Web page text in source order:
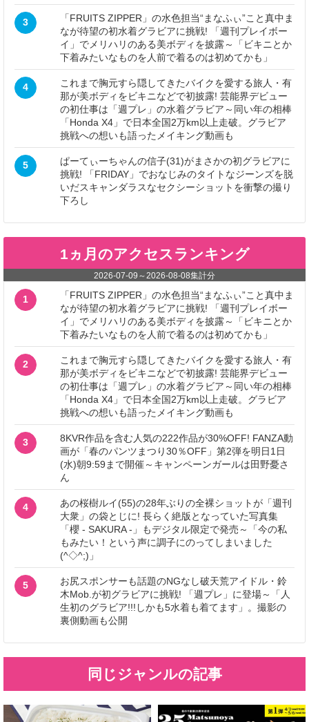
3
「FRUITS ZIPPER」の水色担当“まなふぃ”こと真中ま
なが待望の初水着グラビアに挑戦! 「週刊プレイボー
イ」でメリハリのある美ボディを披露～「ビキニとか
下着みたいなものを人前で着るのは初めてかも」
4
これまで胸元すら隠してきたバイクを愛する旅人・有
那が美ボディをビキニなどで初披露! 芸能界デビュー
の初仕事は「週プレ」の水着グラビア～同い年の相棒
「Honda X4」で日本全国2万km以上走破。グラビア
挑戦への想いも語ったメイキング動画も
5
ぱーてぃーちゃんの信子(31)がまさかの初グラビアに
挑戦! 「FRIDAY」でおなじみのタイトなジーンズを脱
いだスキャンダラスなセクシーショットを衝撃の撮り
下ろし
1ヵ月のアクセスランキング
2026-07-09 ～2026-08-08集計分
1
「FRUITS ZIPPER」の水色担当“まなふぃ”こと真中ま
なが待望の初水着グラビアに挑戦! 「週刊プレイボー
イ」でメリハリのある美ボディを披露～「ビキニとか
下着みたいなものを人前で着るのは初めてかも」
2
これまで胸元すら隠してきたバイクを愛する旅人・有
那が美ボディをビキニなどで初披露! 芸能界デビュー
の初仕事は「週プレ」の水着グラビア～同い年の相棒
「Honda X4」で日本全国2万km以上走破。グラビア
挑戦への想いも語ったメイキング動画も
3
8KVR作品を含む人気の222作品が30%OFF! FANZA動
画が「春のパンツまつり30％OFF」第2弾を明日1日
(水)朝9:59まで開催～キャンペーンガールは田野憂さ
ん
4
あの桜樹ルイ(55)の28年ぶりの全裸ショットが「週刊
大衆」の袋とじに! 長らく絶版となっていた写真集
「櫻 - SAKURA -」もデジタル限定で発売～「今の私
もみたい！という声に調子にのってしまいました
(^◇^;)」
5
お尻スポンサーも話題のNGなし破天荒アイドル・鈴
木Mob.が初グラビアに挑戦! 「週プレ」に登場～「人
生初のグラビア!!!しかも5水着も着てます」。撮影の
裏側動画も公開
同じジャンルの記事